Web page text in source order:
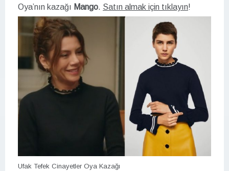
Oya’nın kazağı Mango. Satın almak için tıklayın!
Ufak Tefek Cinayetler Oya Kazağı